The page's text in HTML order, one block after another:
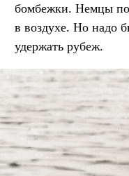
бомбежки. Немцы
в воздухе. Но надо
удержать рубеж.